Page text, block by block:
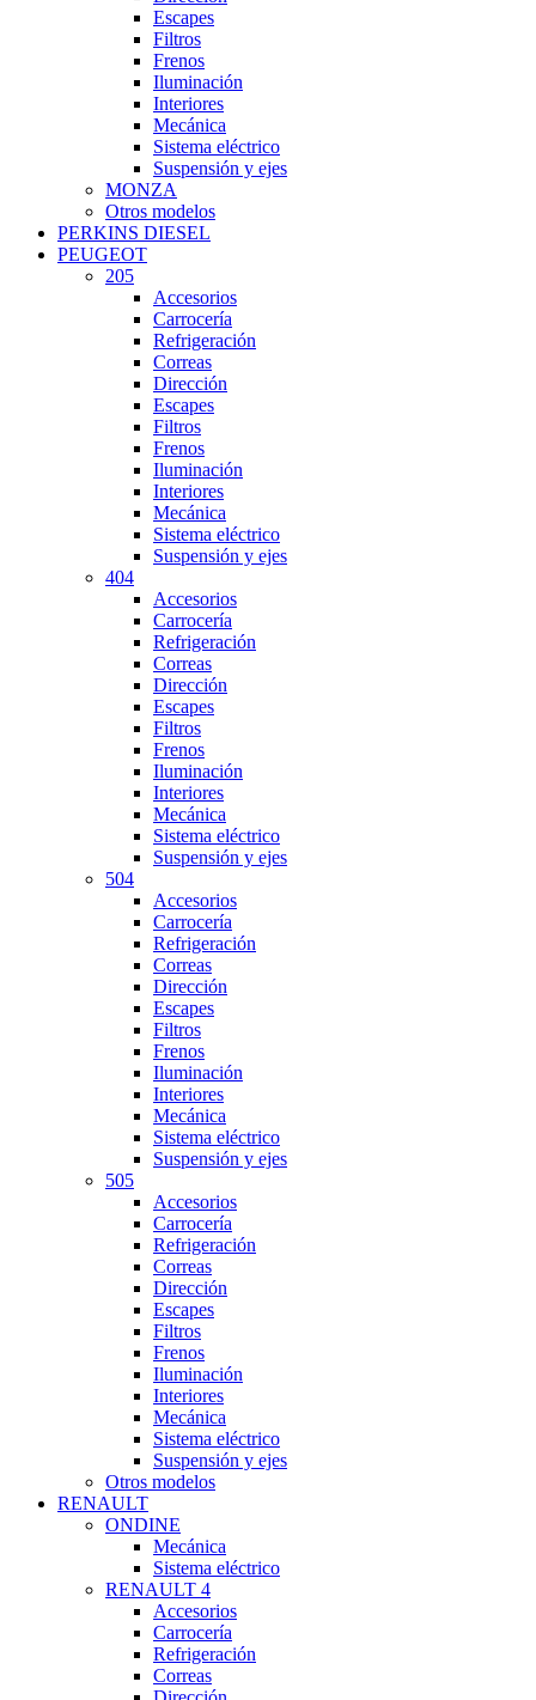
Escapes
Filtros
Frenos
Iluminación
Interiores
Mecánica
Sistema eléctrico
Suspensión y ejes
MONZA
Otros modelos
PERKINS DIESEL
PEUGEOT
205
Accesorios
Carrocería
Refrigeración
Correas
Dirección
Escapes
Filtros
Frenos
Iluminación
Interiores
Mecánica
Sistema eléctrico
Suspensión y ejes
404
Accesorios
Carrocería
Refrigeración
Correas
Dirección
Escapes
Filtros
Frenos
Iluminación
Interiores
Mecánica
Sistema eléctrico
Suspensión y ejes
504
Accesorios
Carrocería
Refrigeración
Correas
Dirección
Escapes
Filtros
Frenos
Iluminación
Interiores
Mecánica
Sistema eléctrico
Suspensión y ejes
505
Accesorios
Carrocería
Refrigeración
Correas
Dirección
Escapes
Filtros
Frenos
Iluminación
Interiores
Mecánica
Sistema eléctrico
Suspensión y ejes
Otros modelos
RENAULT
ONDINE
Mecánica
Sistema eléctrico
RENAULT 4
Accesorios
Carrocería
Refrigeración
Correas